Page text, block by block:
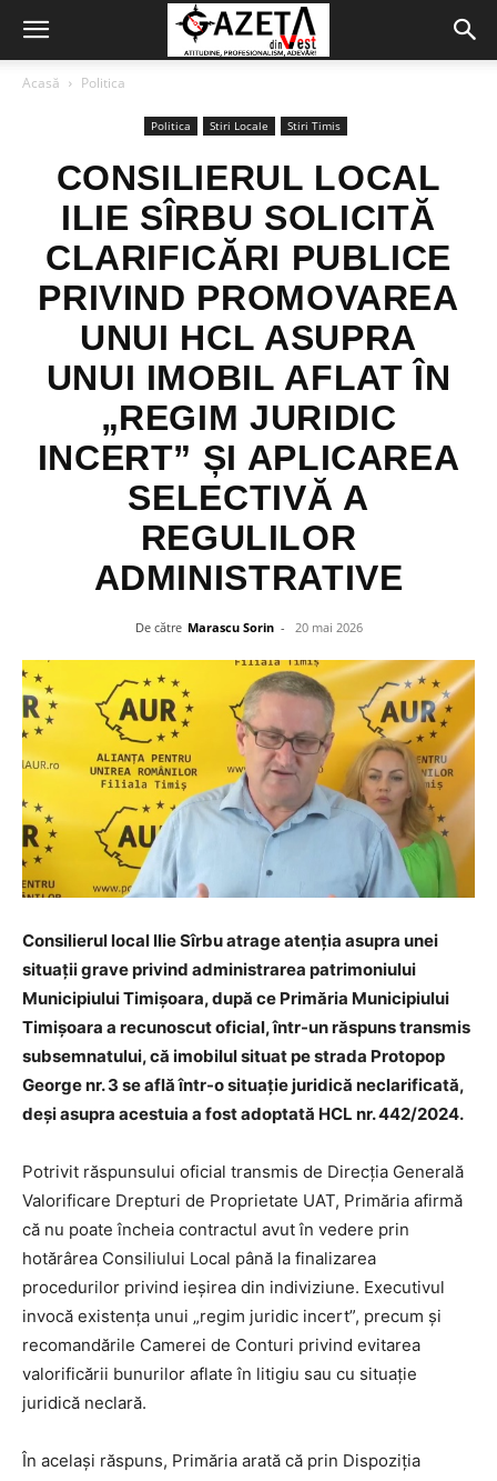
Acasă Politica
Politica Stiri Locale Stiri Timis
CONSILIERUL LOCAL
ILIE SÎRBU SOLICITĂ
CLARIFICĂRI PUBLICE
PRIVIND PROMOVAREA
UNUI HCL ASUPRA
UNUI IMOBIL AFLAT ÎN
„REGIM JURIDIC
INCERT” ȘI APLICAREA
SELECTIVĂ A
REGULILOR
ADMINISTRATIVE
De către Marascu Sorin - 20 mai 2026
Consilierul local Ilie Sîrbu atrage atenția asupra unei
situații grave privind administrarea patrimoniului
Municipiului Timișoara, după ce Primăria Municipiului
Timișoara a recunoscut oficial, într-un răspuns transmis
subsemnatului, că imobilul situat pe strada Protopop
George nr. 3 se află într-o situație juridică neclarificată,
deși asupra acestuia a fost adoptată HCL nr. 442/2024.
Potrivit răspunsului oficial transmis de Direcția Generală
Valorificare Drepturi de Proprietate UAT, Primăria afirmă
că nu poate încheia contractul avut în vedere prin
hotărârea Consiliului Local până la finalizarea
procedurilor privind ieșirea din indiviziune. Executivul
invocă existența unui „regim juridic incert”, precum și
recomandările Camerei de Conturi privind evitarea
valorificării bunurilor aflate în litigiu sau cu situație
juridică neclară.
În același răspuns, Primăria arată că prin Dispoziția